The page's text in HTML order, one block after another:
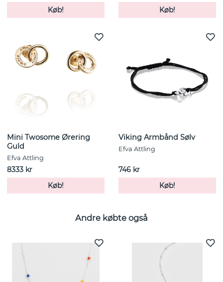
Køb!
Køb!
Mini Twosome Ørering
Guld
Efva Attling
8333 kr
Køb!
Viking Armbånd Sølv
Efva Attling
746 kr
Køb!
Andre købte også